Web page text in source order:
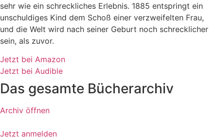
sehr wie ein schreckliches Erlebnis. 1885 entspringt ein
unschuldiges Kind dem Schoß einer verzweifelten Frau,
und die Welt wird nach seiner Geburt noch schrecklicher
sein, als zuvor.
Jetzt bei Amazon
Jetzt bei Audible
Das gesamte Bücherarchiv
Archiv öffnen
Jetzt anmelden